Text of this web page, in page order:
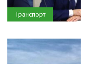
Транспорт